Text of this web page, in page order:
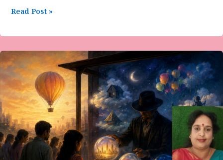
Read Post »
ಲತಾ
ಎ
ಆರ್
ಬಾಳೆಹೊನ್ನೂರು
ಅವರ
ಕವಿತೆ”ಕೊಳ್ಳುವವರಿಲ್ಲ…….”